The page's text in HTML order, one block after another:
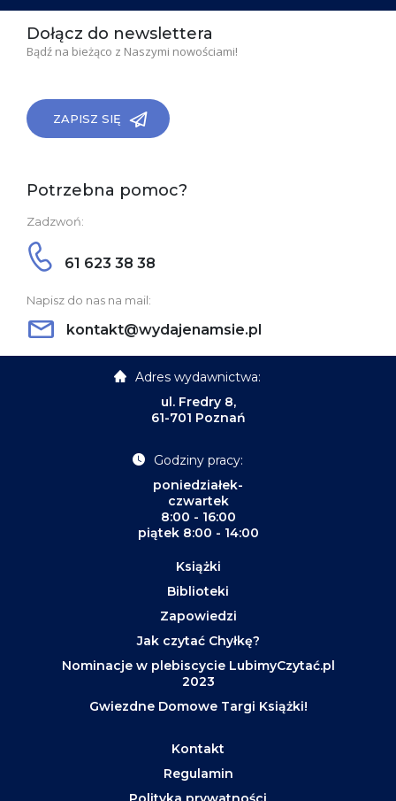
Dołącz do newslettera
Bądź na bieżąco z Naszymi nowościami!
ZAPISZ SIĘ
Potrzebna pomoc?
Zadzwoń:
61 623 38 38
Napisz do nas na mail:
kontakt@wydajenamsie.pl
Adres wydawnictwa:
ul. Fredry 8,
61-701 Poznań
Godziny pracy:
poniedziałek-
czwartek
8:00 - 16:00
piątek 8:00 - 14:00
Książki
Biblioteki
Zapowiedzi
Jak czytać Chyłkę?
Nominacje w plebiscycie LubimyCzytać.pl
2023
Gwiezdne Domowe Targi Książki!
Kontakt
Regulamin